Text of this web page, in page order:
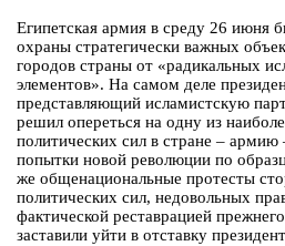
Египетская армия в среду 26 июня
охраны стратегически важных
городов страны от «радикальных
элементов». На самом деле
представляющий исламистскую
решил опереться на одну из
политических сил в стране –
попытки новой революции по
же общенациональные протесты
политических сил, недовольных
фактической реставрацией
заставили уйти в отставку